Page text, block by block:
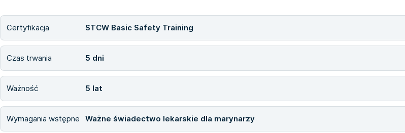
Certyfikacja STCW Basic Safety Training
Czas trwania 5 dni
Ważność 5 lat
Wymagania wstępne Ważne świadectwo lekarskie dla marynarzy